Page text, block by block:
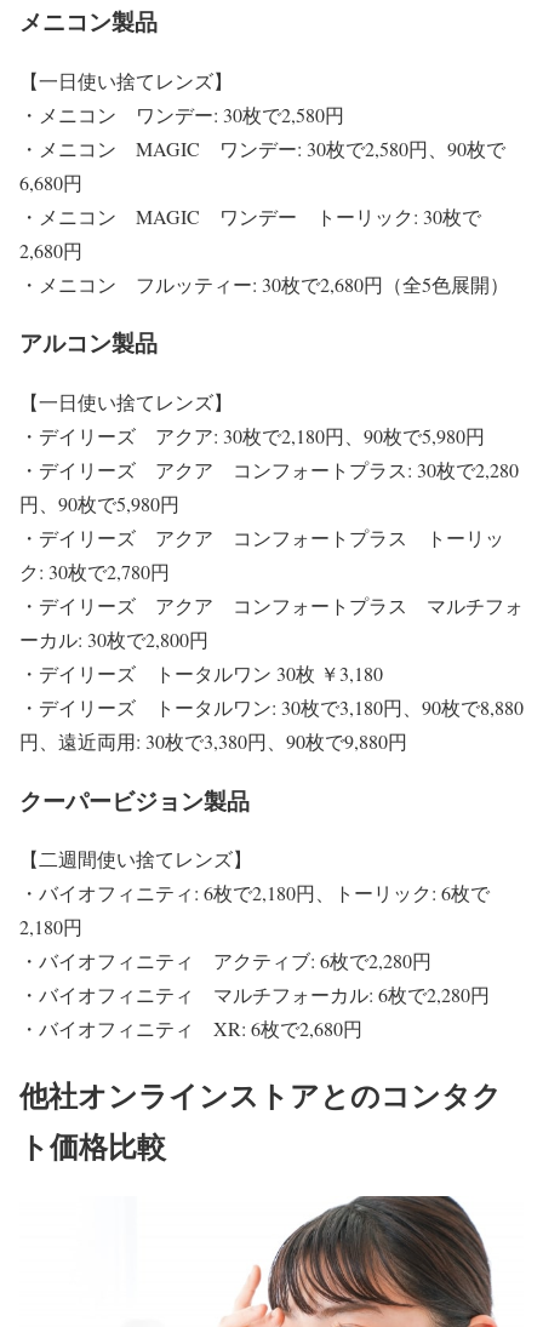
メニコン製品
【一日使い捨てレンズ】
・メニコン ワンデー: 30枚で2,580円
・メニコン MAGIC ワンデー: 30枚で2,580円、90枚で
6,680円
・メニコン MAGIC ワンデー トーリック: 30枚で
2,680円
・メニコン フルッティー: 30枚で2,680円（全5色展開）
アルコン製品
【一日使い捨てレンズ】
・デイリーズ アクア: 30枚で2,180円、90枚で5,980円
・デイリーズ アクア コンフォートプラス: 30枚で2,280
円、90枚で5,980円
・デイリーズ アクア コンフォートプラス トーリッ
ク: 30枚で2,780円
・デイリーズ アクア コンフォートプラス マルチフォ
ーカル: 30枚で2,800円
・デイリーズ トータルワン 30枚 ￥3,180
・デイリーズ トータルワン: 30枚で3,180円、90枚で8,880
円、遠近両用: 30枚で3,380円、90枚で9,880円
クーパービジョン製品
【二週間使い捨てレンズ】
・バイオフィニティ: 6枚で2,180円、トーリック: 6枚で
2,180円
・バイオフィニティ アクティブ: 6枚で2,280円
・バイオフィニティ マルチフォーカル: 6枚で2,280円
・バイオフィニティ XR: 6枚で2,680円
他社オンラインストアとのコンタク
ト価格比較